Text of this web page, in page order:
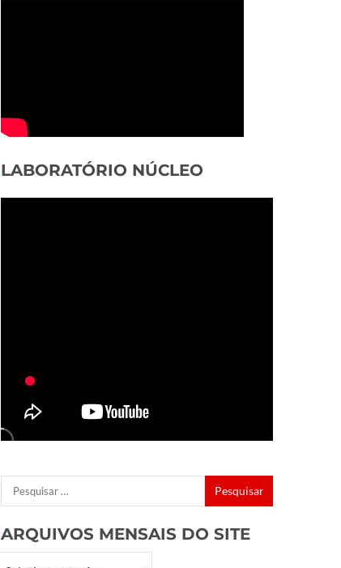
LABORATÓRIO NÚCLEO
ARQUIVOS MENSAIS DO SITE